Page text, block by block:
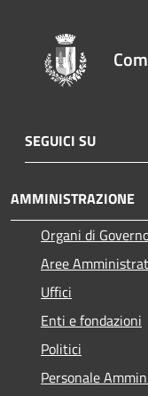
SEGUICI SU
AMMINISTRAZIONE
Organi di
Aree
Uffici
Enti e fondazioni
Politici
Personale